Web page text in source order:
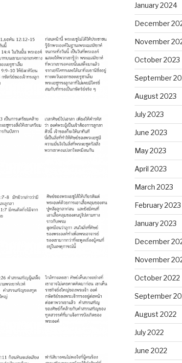
January 2024
December
November
October 2023
September
August 2023
July 2023
June 2023
May 2023
April 2023
March 2023
February 2023
January 2023
December
November
October 2022
September
August 2022
July 2022
June 2022